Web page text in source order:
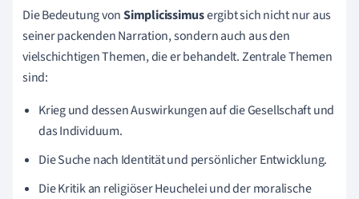
Die Bedeutung vonSimplicissimusergibt sich nicht nur aus
seiner packenden Narration, sondern auch aus den
vielschichtigen Themen, die er behandelt. Zentrale Themen
sind:
Krieg und dessen Auswirkungen auf die Gesellschaft und
das Individuum.
Die Suche nach Identität und persönlicher Entwicklung.
Die Kritik an religiöser Heuchelei und der moralische